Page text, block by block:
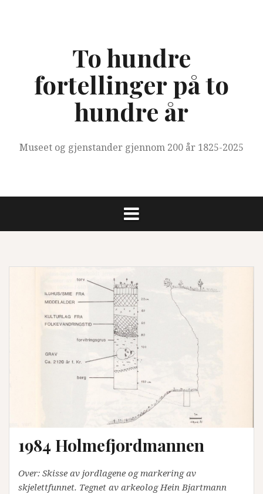
To hundre
fortellinger på to
hundre år
Museet og gjenstander gjennom 200 år 1825-2025
1984 Holmefjordmannen
Over: Skisse av jordlagene og markering av
skjelettfunnet. Tegnet av arkeolog Hein Bjartmann